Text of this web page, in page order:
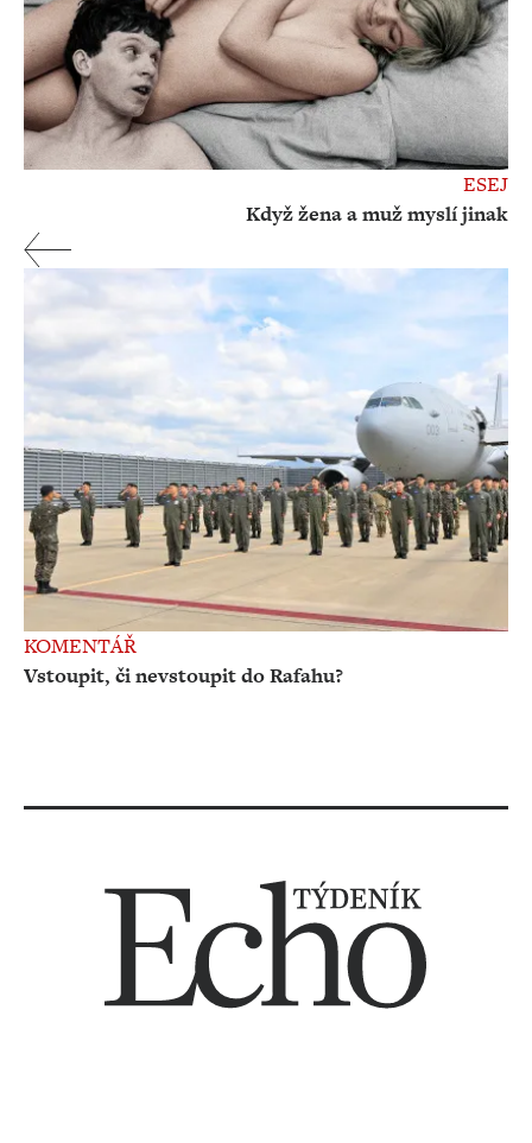
ESEJ
Když žena a muž myslí jinak
KOMENTÁŘ
Vstoupit, či nevstoupit do Rafahu?